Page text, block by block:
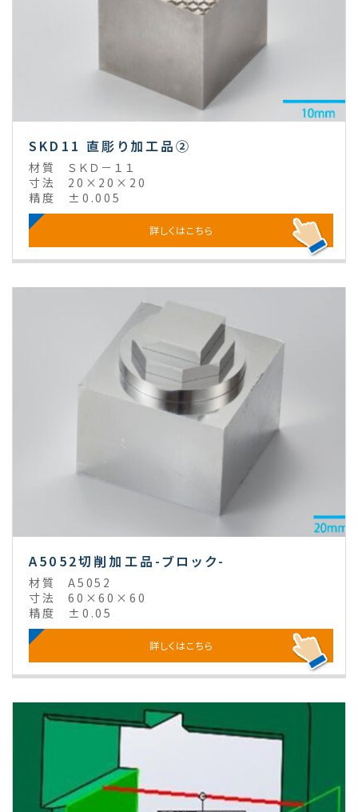
SKD11 直彫り加工品②
材質
ＳＫＤ－１１
寸法
20×20×20
精度
±0.005
詳しくはこちら
A5052切削加工品-ブロック-
材質
A5052
寸法
60×60×60
精度
±0.05
詳しくはこちら